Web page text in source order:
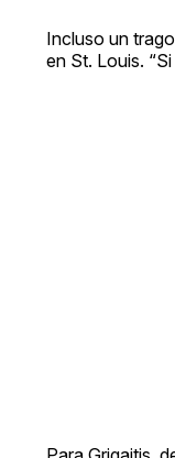
Incluso un
en St. Louis.